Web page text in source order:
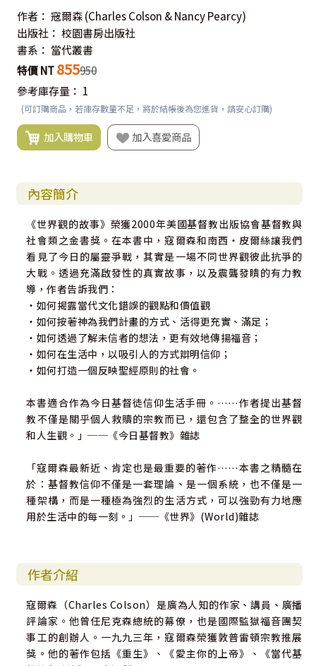
作者： 寇爾森 (Charles Colson & Nancy Pearcy)
出版社： 校園書房出版社
書系： 當代叢書
特價 NT 855950
參考庫存量： 1
(可訂購商品，若庫存數量不足，將於結帳後為您進貨，請安心訂購)
加入購物車 加入喜愛商品
內容簡介
《世界觀的故事》榮獲2000年美國基督教出版協會基督教與
社會類之金書獎。在本書中，寇爾森和南西‧皮爾絲讓我們
看見了今日的屬靈爭戰，其實是一場不同世界觀彼此抗爭的
大戰。透過充滿啟發性的真實故事，以及震聾發瞶的有力教
導，作者告訴我們：
‧如何揭露當代文化錯誤的觀點和價值觀
‧如何按著神為我們計畫的方式、活得更充實、滿足；
‧如何透過了解未信者的想法，更有效地傳揚福音；
‧如何在生活中，以吸引人的方式辯明信仰；
‧如何打造一個反映聖經原則的社會。
本書適合作為今日基督徒信仰生活手冊。……作者提出基督
教不僅是關乎個人救贖的宗教而已，還包含了整全的世界觀
和人生觀。」──《今日基督教》雜誌
「寇爾森最新近、肯定也是最重要的著作……本書之精髓在
於：基督教信仰不僅是一套理論、是一個系統，也不僅是一
種架構，而是一種極為強烈的生活方式，可以強勁有力地應
用於生活中的每一刻。」──《世界》(World)雜誌
作者介紹
寇爾森（Charles Colson）是廣為人知的作家、講員、廣播
評論家。他曾任尼克森總統的幕僚，也是國際監獄福音團契
事工的創辦人。一九九三年，寇爾森榮獲敦普雷頓宗教推展
獎。他的著作包括《重生》、《愛主你的上帝》、《當代基